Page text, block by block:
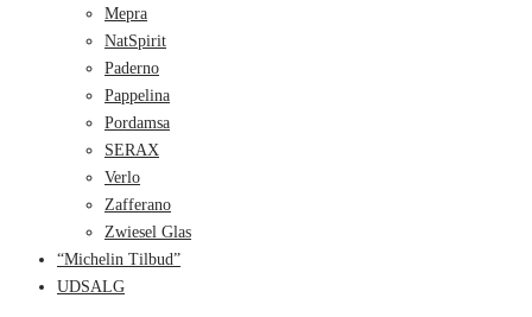
Mepra
NatSpirit
Paderno
Pappelina
Pordamsa
SERAX
Verlo
Zafferano
Zwiesel Glas
“Michelin Tilbud”
UDSALG